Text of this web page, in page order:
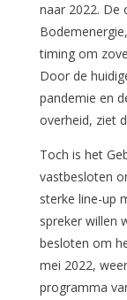
naar 2022. De
timing om
Door de
pandemie en
overheid, ziet
Toch is het
vastbesloten
sterke line-up
spreker willen
besloten om
mei 2022,
programma